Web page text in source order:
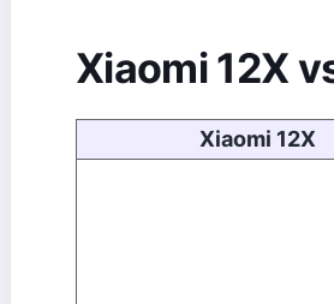
Xiaomi 12X
Xiaomi 12X